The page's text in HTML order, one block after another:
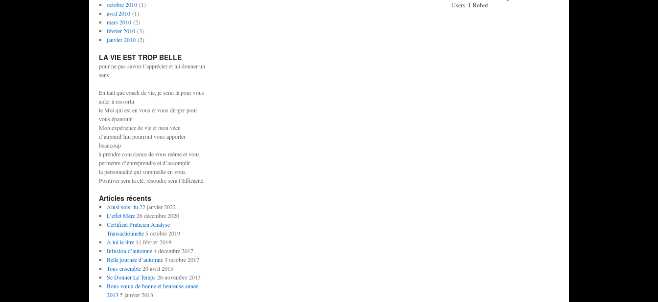
octobre 2010(1)
avril 2010(1)
mars 2010(2)
février 2010(3)
janvier 2010(2)
LA VIE EST TROP BELLE
pour ne pas savoir l’apprécier et lui donner un
sens
En tant que coach de vie, je serai là pour vous
aider à ressortir
le Moi qui est en vous et vous diriger pour
vous épanouir.
Mon expérience de vie et mon vécu
d’aujourd’hui pourront vous apporter
beaucoup
à prendre conscience de vous même et vous
permettre d’entreprendre et d’accomplir
la personnalité qui sommeille en vous.
Positiver sera la clé, résoudre sera l’Efficacité.
Articles récents
Ainsi sois- tu 22 janvier 2022
L’effet Mère 26 décembre 2020
Certificat Praticien Analyse
Transactionnelle 5 octobre 2019
A toi le titre 11 février 2019
Infusion d’automne 4 décembre 2017
Belle journée d’automne 3 octobre 2017
Tous ensemble 20 avril 2015
Se Donner Le Temps 26 novembre 2013
Bons vœux de bonne et heureuse année
2013 5 janvier 2013
Users: 1 Robot